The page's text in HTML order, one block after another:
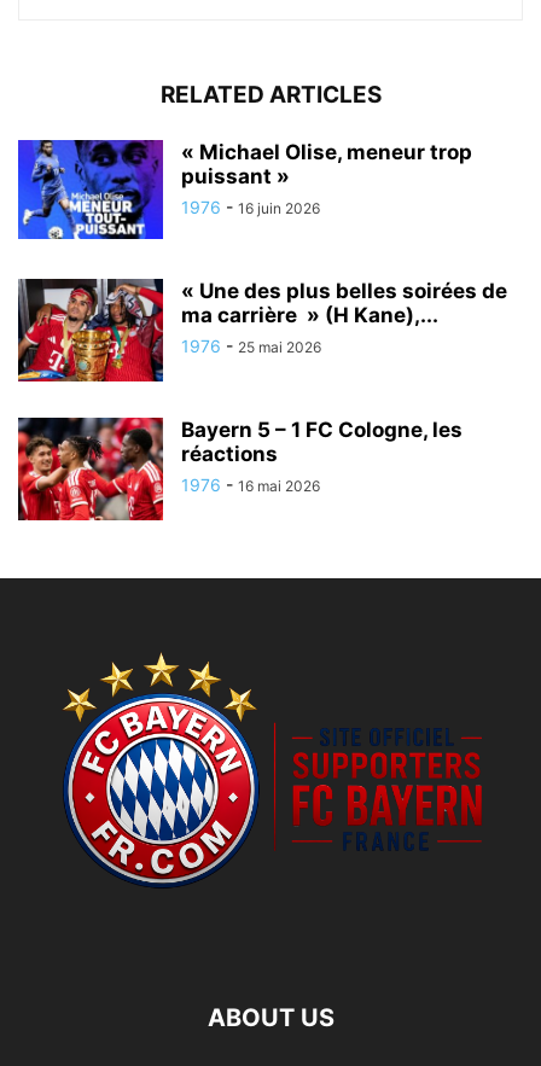
RELATED ARTICLES
« Michael Olise, meneur trop
puissant »
1976 - 16 juin 2026
« Une des plus belles soirées de
ma carrière » (H Kane),...
1976 - 25 mai 2026
Bayern 5 – 1 FC Cologne, les
réactions
1976 - 16 mai 2026
ABOUT US